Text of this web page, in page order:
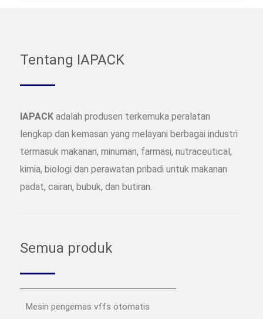
Tentang IAPACK
IAPACK adalah produsen terkemuka peralatan
lengkap dan kemasan yang melayani berbagai industri
termasuk makanan, minuman, farmasi, nutraceutical,
kimia, biologi dan perawatan pribadi untuk makanan
padat, cairan, bubuk, dan butiran.
Semua produk
Mesin pengemas vffs otomatis